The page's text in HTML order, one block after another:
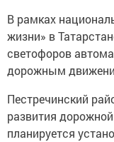
В рамках
жизни» в
светофоров
дорожным
Пестречинский
развития
планируется